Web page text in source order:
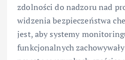
zdolności do nadzoru nad
widzenia bezpieczeństwa
jest, aby systemy
funkcjonalnych